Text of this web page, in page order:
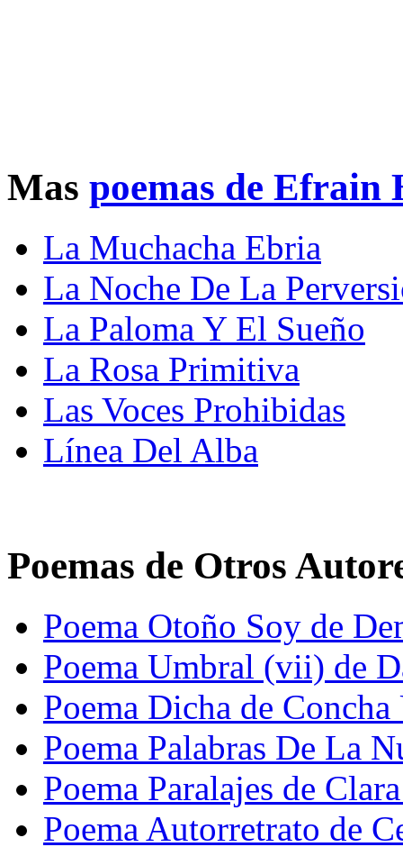
Mas poemas de Efrain
La Muchacha Ebria
La Noche De La
La Paloma Y El Sueño
La Rosa Primitiva
Las Voces Prohibidas
Línea Del Alba
Poemas de Otros
Poema Otoño Soy de
Poema Umbral (vii) de
Poema Dicha de
Poema Palabras De La
Poema Paralajes de
Poema Autorretrato de